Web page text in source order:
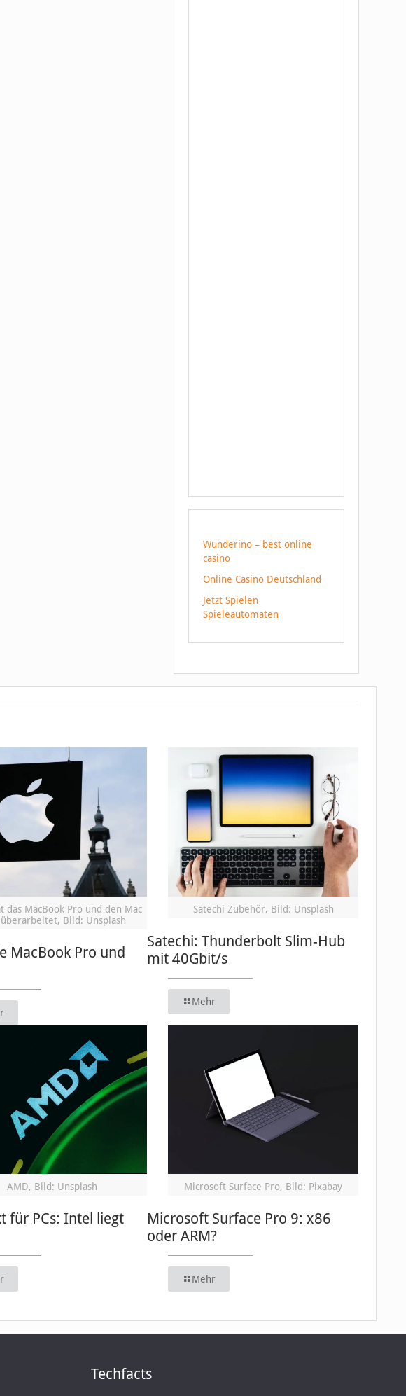
Wunderino – best online
casino
Online Casino Deutschland
Jetzt Spielen
Spieleautomaten
das MacBook Pro und den Mac
Bild: Unsplash
MacBook Pro und
Satechi Zubehör, Bild: Unsplash
Satechi: Thunderbolt Slim-Hub
mit 40Gbit/s
Mehr
AMD, Bild: Unsplash
für PCs: Intel liegt
Microsoft Surface Pro, Bild: Pixabay
Microsoft Surface Pro 9: x86
oder ARM?
Mehr
Techfacts